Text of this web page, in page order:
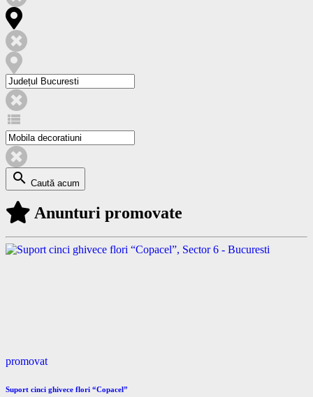
view_list
search Caută acum
Anunturi promovate
promovat
Suport cinci ghivece flori “Copacel”